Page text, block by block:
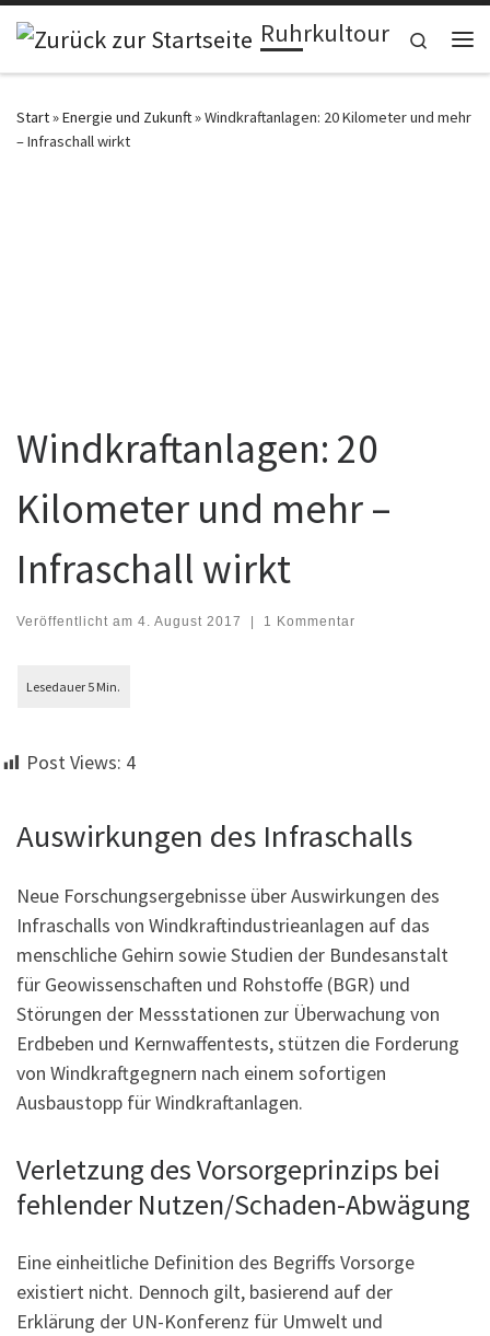
Zum Inhalt springen Ruhrkultour
Search
Start»Energie und Zukunft»Windkraftanlagen: 20 Kilometer und mehr
– Infraschall wirkt
Windkraftanlagen: 20
Kilometer und mehr –
Infraschall wirkt
Veröffentlicht am 4. August 2017 1 Kommentar
Post Views: 4
Auswirkungen des Infraschalls
Neue Forschungsergebnisse über Auswirkungen des
Infraschalls von Windkraftindustrieanlagen auf das
menschliche Gehirn sowie Studien der Bundesanstalt
für Geowissenschaften und Rohstoffe (BGR) und
Störungen der Messstationen zur Überwachung von
Erdbeben und Kernwaffentests, stützen die Forderung
von Windkraftgegnern nach einem sofortigen
Ausbaustopp für Windkraftanlagen.
Verletzung des Vorsorgeprinzips bei
fehlender Nutzen/Schaden-Abwägung
Eine einheitliche Definition des Begriffs Vorsorge
existiert nicht. Dennoch gilt, basierend auf der
Erklärung der UN-Konferenz für Umwelt und